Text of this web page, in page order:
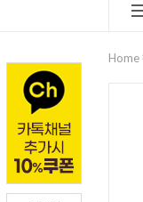
Home